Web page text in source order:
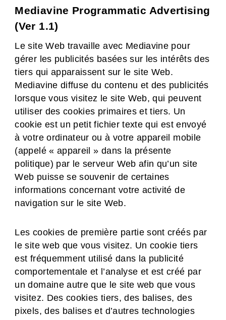
Mediavine Programmatic Advertising
(Ver 1.1)
Le site Web travaille avec Mediavine pour
gérer les publicités basées sur les intérêts des
tiers qui apparaissent sur le site Web.
Mediavine diffuse du contenu et des publicités
lorsque vous visitez le site Web, qui peuvent
utiliser des cookies primaires et tiers. Un
cookie est un petit fichier texte qui est envoyé
à votre ordinateur ou à votre appareil mobile
(appelé « appareil » dans la présente
politique) par le serveur Web afin qu’un site
Web puisse se souvenir de certaines
informations concernant votre activité de
navigation sur le site Web.
Les cookies de première partie sont créés par
le site web que vous visitez. Un cookie tiers
est fréquemment utilisé dans la publicité
comportementale et l’analyse et est créé par
un domaine autre que le site web que vous
visitez. Des cookies tiers, des balises, des
pixels, des balises et d’autres technologies